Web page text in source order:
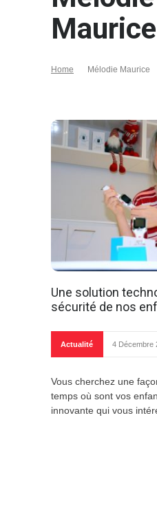
Maurice
Home Mélodie Maurice
Une solution
sécurité de nos
Actualité 4 Décembre
Vous cherchez une
temps où sont vos
innovante qui vous